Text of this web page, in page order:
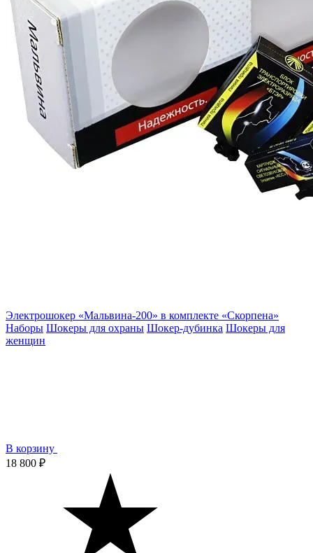
Электрошокер «Мальвина-200» в комплекте «Скорпена»
Наборы Шокеры для охраны Шокер-дубинка Шокеры для
женщин
В корзину
18 800 ₽